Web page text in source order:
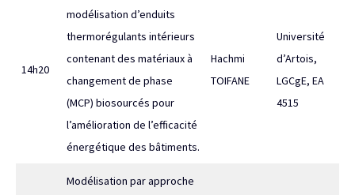
14h20
modélisation d’enduits
thermorégulants intérieurs
contenant des matériaux à
changement de phase
(MCP) biosourcés pour
l’amélioration de l’efficacité
énergétique des bâtiments.
Hachmi
TOIFANE
Université
d’Artois,
LGCgE, EA
4515
Modélisation par approche